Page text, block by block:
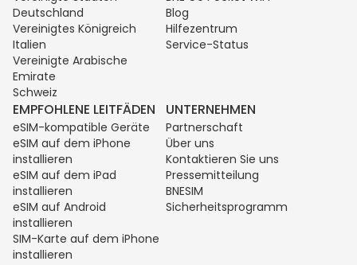
Deutschland
Vereinigtes Königreich
Italien
Vereinigte Arabische
Emirate
Schweiz
Blog
Hilfezentrum
Service-Status
EMPFOHLENE LEITFÄDEN
eSIM-kompatible Geräte
eSIM auf dem iPhone
installieren
eSIM auf dem iPad
installieren
eSIM auf Android
installieren
SIM-Karte auf dem iPhone
installieren
UNTERNEHMEN
Partnerschaft
Über uns
Kontaktieren Sie uns
Pressemitteilung
BNESIM
Sicherheitsprogramm